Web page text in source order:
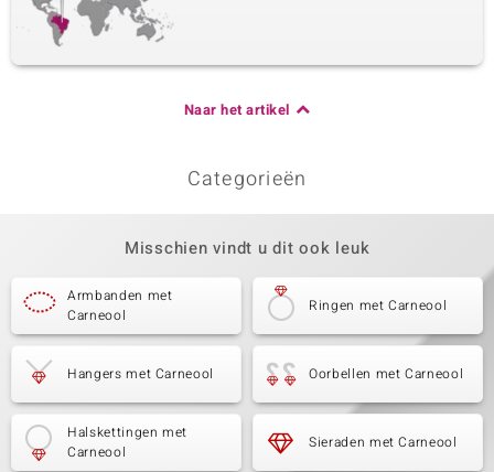
Naar het artikel
Categorieën
Misschien vindt u dit ook leuk
Armbanden met
Carneool
Ringen met Carneool
Hangers met Carneool Oorbellen met Carneool
Halskettingen met
Carneool
Sieraden met Carneool